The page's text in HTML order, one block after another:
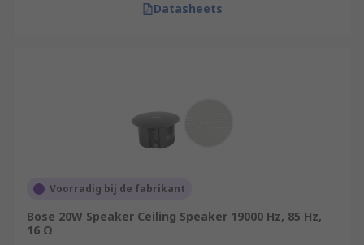
Datasheets
Voorradig bij de fabrikant
Bose 20W Speaker Ceiling Speaker 19000 Hz, 85 Hz,
16 Ω